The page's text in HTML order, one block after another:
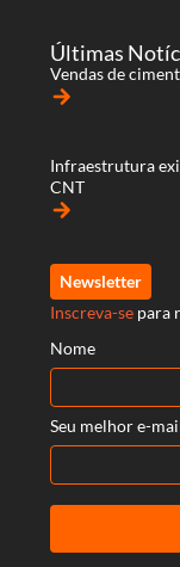
Últimas
Vendas de
arrow_forward
Infraestrutura
CNT
arrow_forward
Newsletter
Inscreva-se para
Nome
Seu melhor e-